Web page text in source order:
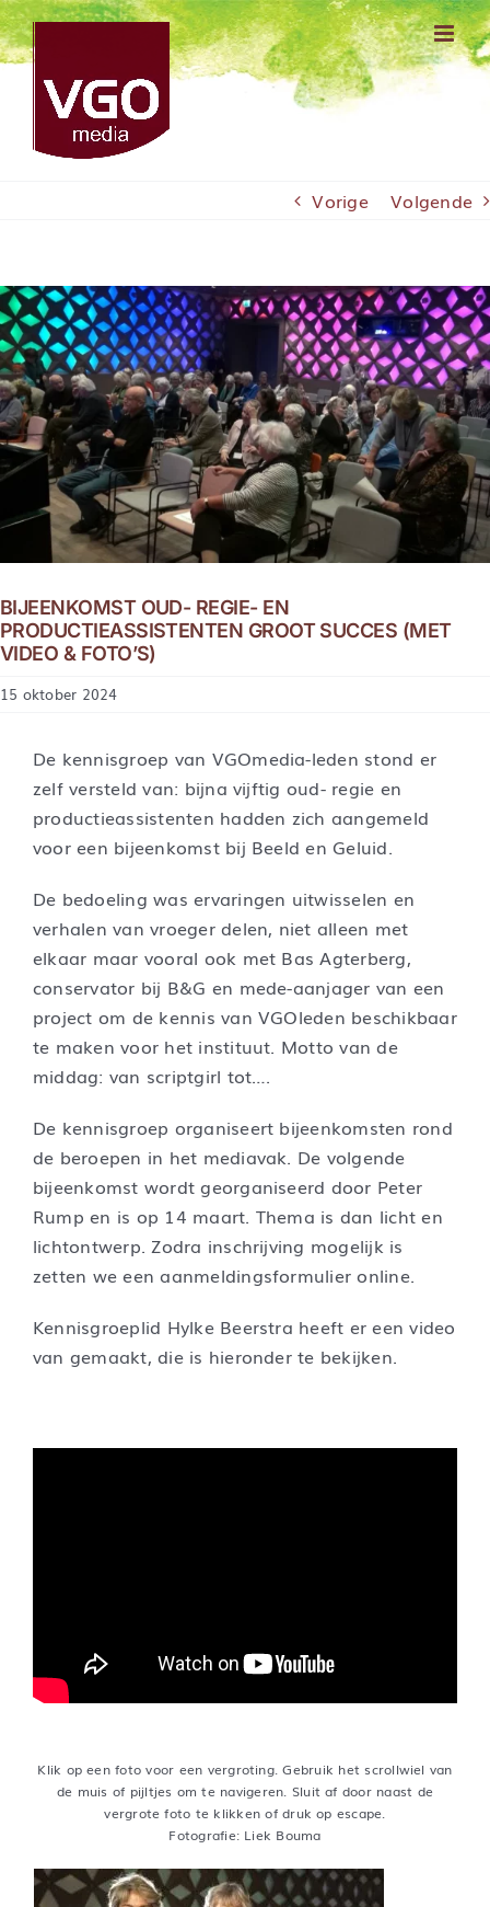
Ga
naar
inhoud
Vorige Volgende
BIJEENKOMST OUD- REGIE- EN
PRODUCTIEASSISTENTEN GROOT SUCCES (MET
VIDEO & FOTO’S)
15 oktober 2024
De kennisgroep van VGOmedia-leden stond er
zelf versteld van: bijna vijftig oud- regie en
productieassistenten hadden zich aangemeld
voor een bijeenkomst bij Beeld en Geluid.
De bedoeling was ervaringen uitwisselen en
verhalen van vroeger delen, niet alleen met
elkaar maar vooral ook met Bas Agterberg,
conservator bij B&G en mede-aanjager van een
project om de kennis van VGOleden beschikbaar
te maken voor het instituut. Motto van de
middag: van scriptgirl tot….
De kennisgroep organiseert bijeenkomsten rond
de beroepen in het mediavak. De volgende
bijeenkomst wordt georganiseerd door Peter
Rump en is op 14 maart. Thema is dan licht en
lichtontwerp. Zodra inschrijving mogelijk is
zetten we een aanmeldingsformulier online.
Kennisgroeplid Hylke Beerstra heeft er een video
van gemaakt, die is hieronder te bekijken.
Klik op een foto voor een vergroting. Gebruik het scrollwiel van
de muis of pijltjes om te navigeren. Sluit af door naast de
vergrote foto te klikken of druk op escape.
Fotografie: Liek Bouma